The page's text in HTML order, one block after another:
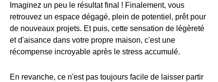
Imaginez un peu le résultat final ! Finalement, vous
retrouvez un espace dégagé, plein de potentiel, prêt pour
de nouveaux projets. Et puis, cette sensation de légèreté
et d'aisance dans votre propre maison, c'est une
récompense incroyable après le stress accumulé.
En revanche, ce n'est pas toujours facile de laisser partir